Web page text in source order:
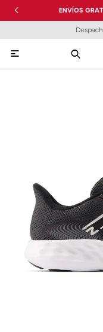
ENVÍOS
